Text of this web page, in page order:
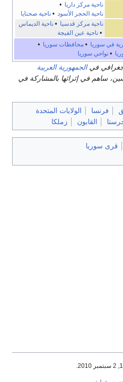
ناحية مركز داريا •
ناحية الحجر الأسود •ناحية صحنايا
ناحية مركز قدسيا •ناحية الديماس
•ناحية عين الفيجة
في سوريا •محافظات سوريا •
• نواحي سوريا
جغرافي فيالجمهورية العربية
ساهم في إثرائها بالمشاركة في
فرنسا
الولايات المتحدة
القابون زملكا
قرى سوريا